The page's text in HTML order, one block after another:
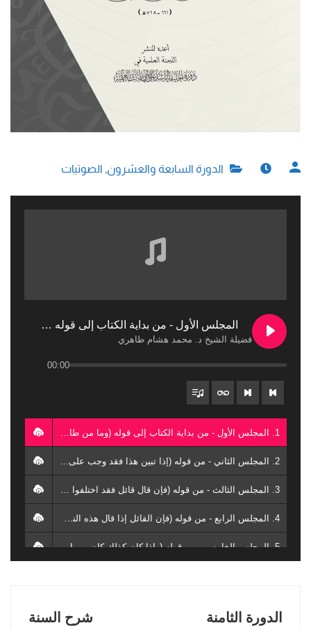
الدورة السابعة والعشرون, الصوتيات
المجلس الأول - من بداية الكتاب إلى قوله (وما من طائر يقلب جناحيه في السماء إلا أفادنا منه علماً)
فضيلة الشيخ د. محمد هشام طاهري
00:00
5. المجلس الخامس - من قوله (وإذا كان كذلك كان من المعلوم أنه لابد أن يبينه الرسول صلى الله عليه وسلم) إلى نهاية الكتاب - فضيلة الشيخ د. محمد هشام طاهري
الدورة الثامنة شرح السنة